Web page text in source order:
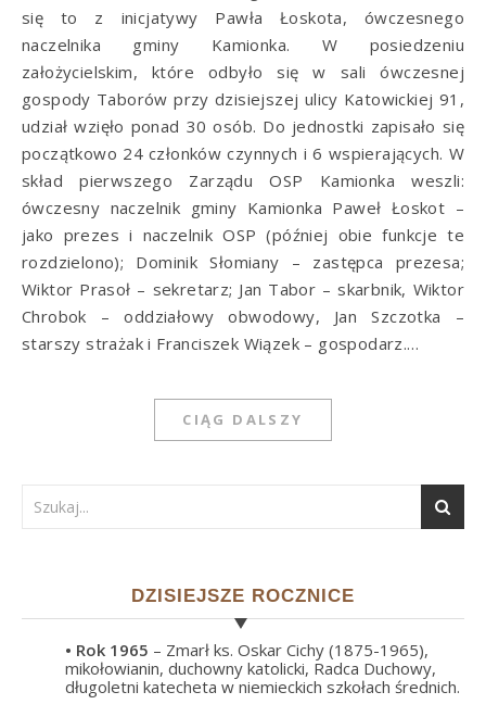
się to z inicjatywy Pawła Łoskota, ówczesnego
naczelnika gminy Kamionka. W posiedzeniu
założycielskim, które odbyło się w sali ówczesnej
gospody Taborów przy dzisiejszej ulicy Katowickiej 91,
udział wzięło ponad 30 osób. Do jednostki zapisało się
początkowo 24 członków czynnych i 6 wspierających. W
skład pierwszego Zarządu OSP Kamionka weszli:
ówczesny naczelnik gminy Kamionka Paweł Łoskot –
jako prezes i naczelnik OSP (później obie funkcje te
rozdzielono); Dominik Słomiany – zastępca prezesa;
Wiktor Prasoł – sekretarz; Jan Tabor – skarbnik, Wiktor
Chrobok – oddziałowy obwodowy, Jan Szczotka –
starszy strażak i Franciszek Wiązek – gospodarz.…
CIĄG DALSZY
DZISIEJSZE ROCZNICE
• Rok 1965 – Zmarł ks. Oskar Cichy (1875-1965),
mikołowianin, duchowny katolicki, Radca Duchowy,
długoletni katecheta w niemieckich szkołach średnich.